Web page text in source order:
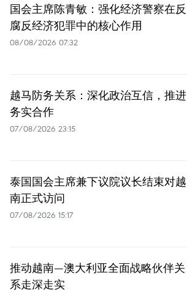
国会主席陈青敏：强化经济警察在反
腐反经济犯罪中的核心作用
08/08/2026 07:32
越马防务关系：深化政治互信，推进
务实合作
07/08/2026 23:15
泰国国会主席兼下议院议长结束对越
南正式访问
07/08/2026 15:17
推动越南—澳大利亚全面战略伙伴关
系走深走实